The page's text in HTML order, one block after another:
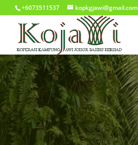
+6073511537 kopkgjawi@gmail.com